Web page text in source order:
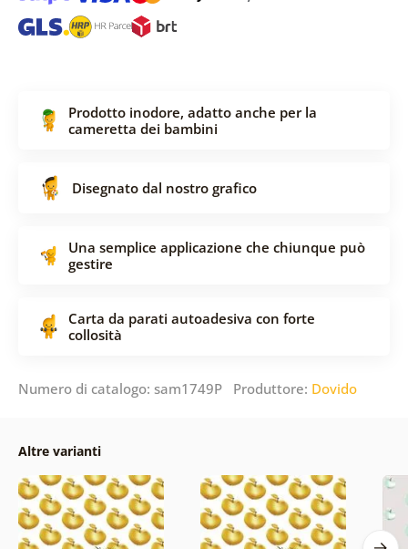
Prodotto inodore, adatto anche per la
cameretta dei bambini
Disegnato dal nostro grafico
Una semplice applicazione che chiunque può
gestire
Carta da parati autoadesiva con forte
collosità
Numero di catalogo: sam1749P Produttore: Dovido
Altre varianti